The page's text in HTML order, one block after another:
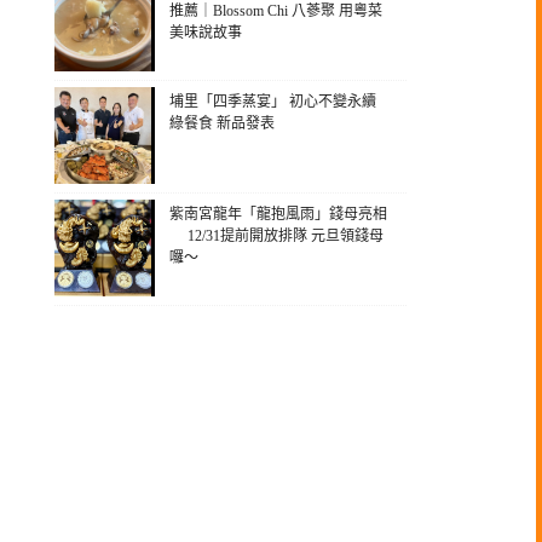
推薦｜Blossom Chi 八蔘聚 用粵菜
美味說故事
埔里「四季蒸宴」 初心不變永續
綠餐食 新品發表
紫南宮龍年「龍抱風雨」錢母亮相
12/31提前開放排隊 元旦領錢母
囉～